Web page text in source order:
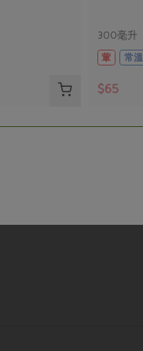
300毫升
葷
常溫
$65